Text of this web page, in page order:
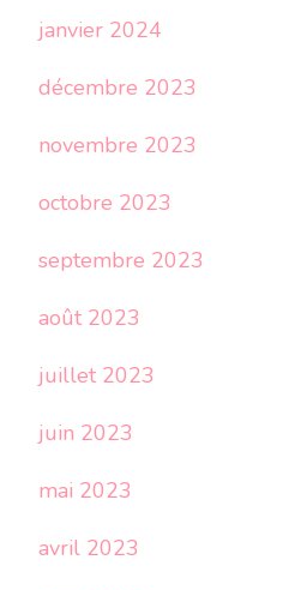
janvier 2024
décembre 2023
novembre 2023
octobre 2023
septembre 2023
août 2023
juillet 2023
juin 2023
mai 2023
avril 2023